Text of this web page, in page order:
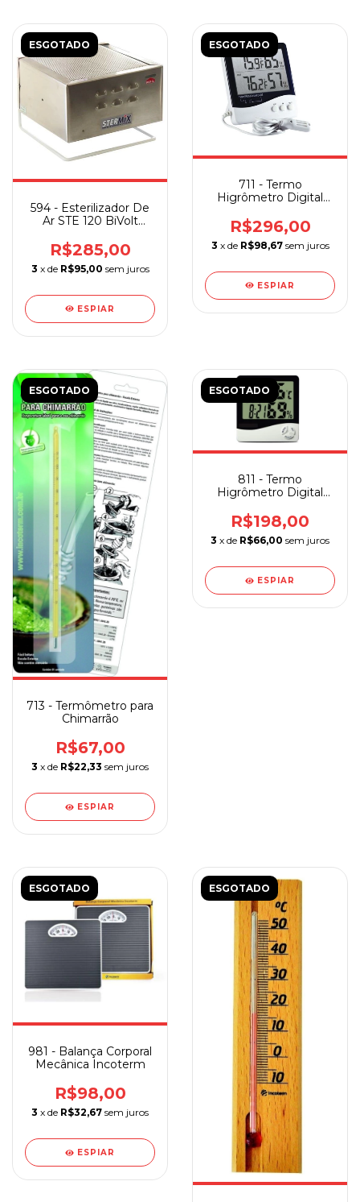
ESGOTADO
594 - Esterilizador De
Ar STE 120 BiVolt
R$285,00
3 x de R$95,00 sem juros
ESPIAR
ESGOTADO
711 - Termo
Higrômetro Digital
R$296,00
3 x de R$98,67 sem juros
ESPIAR
ESGOTADO
713 - Termômetro para
Chimarrão
R$67,00
3 x de R$22,33 sem juros
ESPIAR
ESGOTADO
811 - Termo
Higrômetro Digital
R$198,00
3 x de R$66,00 sem juros
ESPIAR
ESGOTADO
981 - Balança Corporal
Mecânica Incoterm
R$98,00
3 x de R$32,67 sem juros
ESPIAR
ESGOTADO